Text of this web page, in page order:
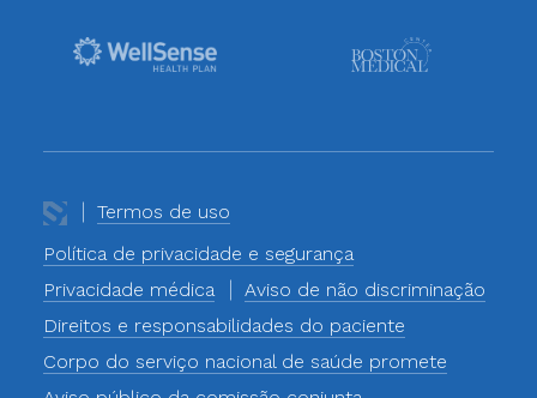
Termos de uso
Política de privacidade e segurança
Privacidade médica
Aviso de não discriminação
Direitos e responsabilidades do paciente
Corpo do serviço nacional de saúde promete